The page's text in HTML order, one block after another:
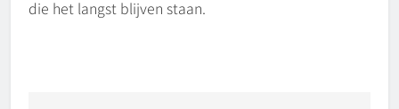
die het langst blijven staan.